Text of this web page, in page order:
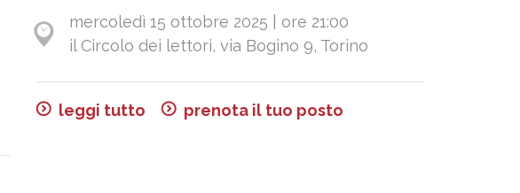
mercoledì 15 ottobre 2025 | ore 21:00
il Circolo dei lettori, via Bogino 9, Torino
leggi tutto prenota il tuo posto